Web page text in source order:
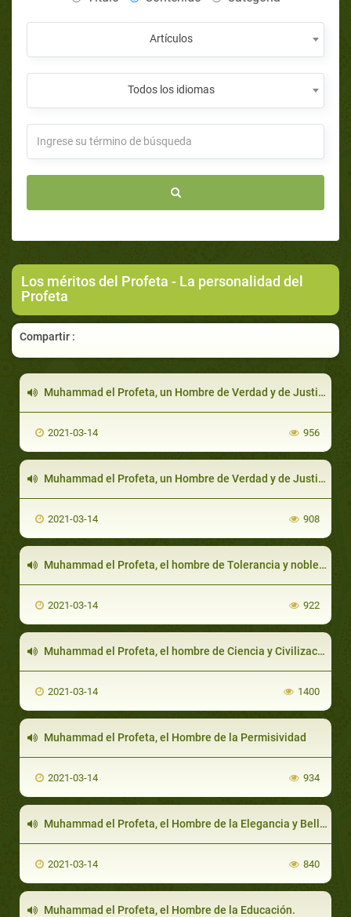
Artículos
Todos los idiomas
Los méritos del Profeta - La personalidad del
Profeta
Compartir :
Muhammad el Profeta, un Hombre de Verdad y de Justicia
2021-03-14 956
Muhammad el Profeta, un Hombre de Verdad y de Justicia
2021-03-14 908
Muhammad el Profeta, el hombre de Tolerancia y noble Perdón
2021-03-14 922
Muhammad el Profeta, el hombre de Ciencia y Civilización
2021-03-14 1400
Muhammad el Profeta, el Hombre de la Permisividad
2021-03-14 934
Muhammad el Profeta, el Hombre de la Elegancia y Belleza
2021-03-14 840
Muhammad el Profeta, el Hombre de la Educación.